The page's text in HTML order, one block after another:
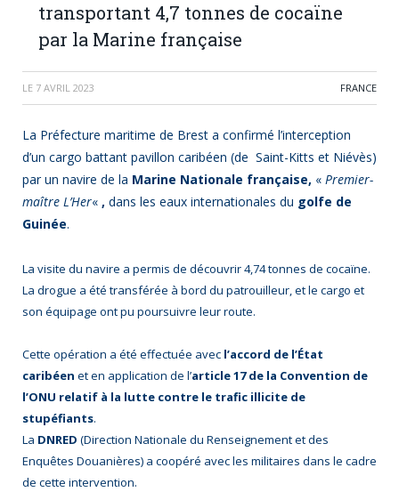
transportant 4,7 tonnes de cocaïne
par la Marine française
LE 7 AVRIL 2023 FRANCE
La Préfecture maritime de Brest a confirmé l’interception
d’un cargo battant pavillon caribéen (de Saint-Kitts et Niévès)
par un navire de la Marine Nationale française, « Premier-
maître L’Her« , dans les eaux internationales du golfe de
Guinée.
La visite du navire a permis de découvrir 4,74 tonnes de cocaïne.
La drogue a été transférée à bord du patrouilleur, et le cargo et
son équipage ont pu poursuivre leur route.
Cette opération a été effectuée avec l’accord de l’État
caribéen et en application de l’article 17 de la Convention de
l’ONU relatif à la lutte contre le trafic illicite de
stupéfiants.
La DNRED (Direction Nationale du Renseignement et des
Enquêtes Douanières) a coopéré avec les militaires dans le cadre
de cette intervention.